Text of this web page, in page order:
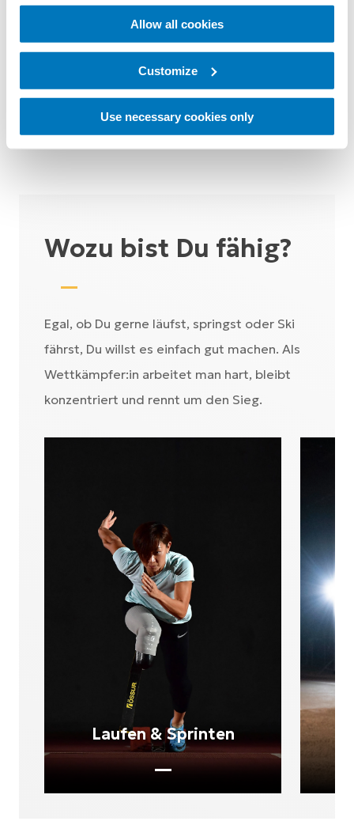
Allow all cookies
Customize
Use necessary cookies only
Wettbewerbsziele von Athlet:innen entwickelt.
Egal, ob Du Neuland betrittst, Dein Ziel erreicht hast
oder Dich der nächsten Herausforderung stellen
möchtest - Du bist auf dem Weg zu einem Life
Without Limitations.
Wozu bist Du fähig?
Egal, ob Du gerne läufst, springst oder Ski
fährst, Du willst es einfach gut machen. Als
Wettkämpfer:in arbeitet man hart, bleibt
konzentriert und rennt um den Sieg.
Laufen & Sprinten